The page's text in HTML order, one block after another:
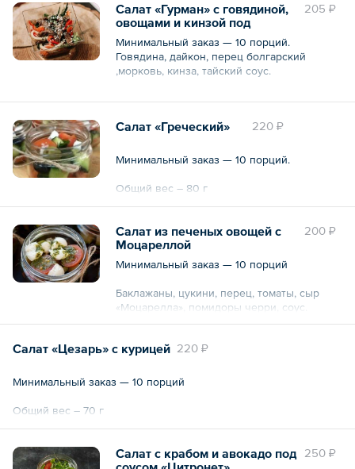
205 ₽
Салат «Гурман» с говядиной,
овощами и кинзой под
тайским соусом
Минимальный заказ — 10 порций.
Говядина, дайкон, перец болгарский
,морковь, кинза, тайский соус.
Общий вес – 70 г
220 ₽
Салат «Греческий»
Минимальный заказ — 10 порций.
Общий вес – 80 г
200 ₽
Салат из печеных овощей с
Моцареллой
Минимальный заказ — 10 порций
Баклажаны, цукини, перец, томаты, сыр
«Моцарелла», помидоры черри, соус.
220 ₽
Салат «Цезарь» с курицей
Минимальный заказ — 10 порций
Общий вес – 70 г
250 ₽
Салат с крабом и авокадо под